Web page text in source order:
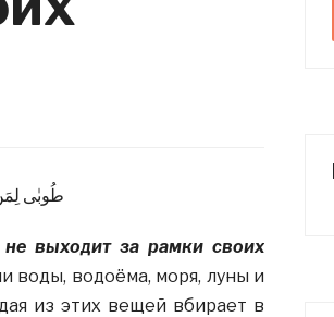
طُوبٰى
не выходит за рамки своих
воды, водоёма, моря, луны и
из этих вещей вбирает в